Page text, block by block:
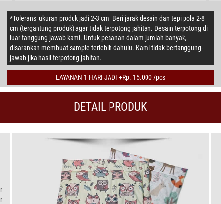
*Toleransi ukuran produk jadi 2-3 cm. Beri jarak desain dan tepi pola 2-8
cm (tergantung produk) agar tidak terpotong jahitan. Desain terpotong di
luar tanggung jawab kami. Untuk pesanan dalam jumlah banyak,
disarankan membuat sample terlebih dahulu. Kami tidak bertanggung-
jawab jika hasil terpotong jahitan.
LAYANAN 1 HARI JADI +Rp. 15.000 /pcs
DETAIL PRODUK